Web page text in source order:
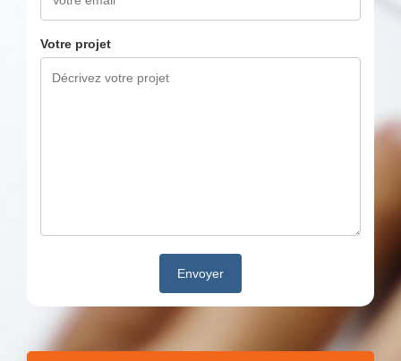
Votre projet